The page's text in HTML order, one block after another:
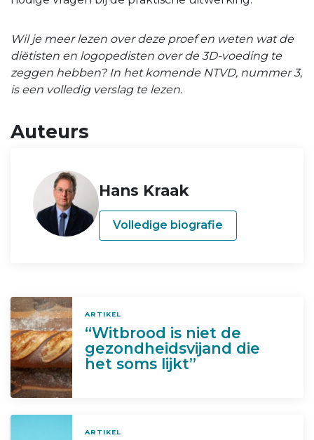
Wil je meer lezen over deze proef en weten wat de
diëtisten en logopedisten over de 3D-voeding te
zeggen hebben? In het komende NTVD, nummer 3,
is een volledig verslag te lezen.
Auteurs
Hans Kraak
Volledige biografie
ARTIKEL
“Witbrood is niet de
gezondheidsvijand die
het soms lijkt”
ARTIKEL